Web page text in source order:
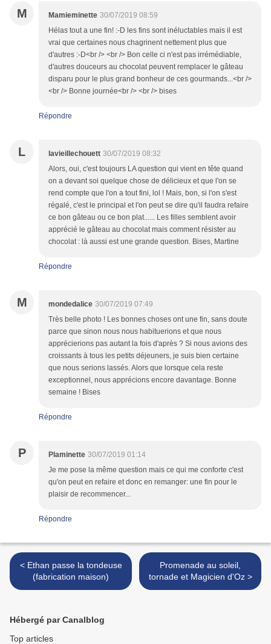
M Mamieminette 30/07/2019 08:59
Hélas tout a une fin! :-D les fins sont inéluctables mais il est
vrai que certaines nous chagrinent nettement plus que
d'autres :-D<br /> <br /> Bon celle ci n'est pas irrémédiable,
d'autres douceurs au chocolat peuvent remplacer le gâteau
disparu pour le plus grand bonheur de ces gourmands...<br />
<br /> Bonne journée<br /> <br /> bises
Répondre
L lavieillechouett 30/07/2019 08:32
Alors, oui, c'est toujours LA question qui vient en tête quand
on a devant soi quelque chose de délicieux et que l'on se
rend compte que l'on a tout fini, lol ! Mais, bon, si l'on s'est
régalé, c'est le principal et l'on peut se dire qu'il faudra refaire
ce bon gâteau ou ce bon plat...... Les filles semblent avoir
apprécié le gâteau au chocolat mais comment résister au
chocolat : là aussi est une grande question. Bises, Martine
Répondre
M mondedalice 30/07/2019 07:49
Très belle photo ! Les bonnes choses ont une fin, sans doute
parce que sinon nous nous habituerions et que nous
apprécierions pas autant la fois d'après ? Si nous avions des
croissants à tous les petits déjeuners, je suis bien certaine
que nous serions lassés. Alors que lorsque cela reste
exceptionnel, nous apprécions encore davantage. Bonne
semaine ! Bises
Répondre
P Plaminette 30/07/2019 01:14
Je me pose la même question mais ce qui me conforte c'est
qu'on peut en refaire et donc en remanger: une fin pour le
plaisir de recommencer...
Répondre
< Ethan passe la tondeuse
(fabrication maison)
Promenade au soleil,
tornade et Magicien d'Oz >
Hébergé par Canalblog
Top articles